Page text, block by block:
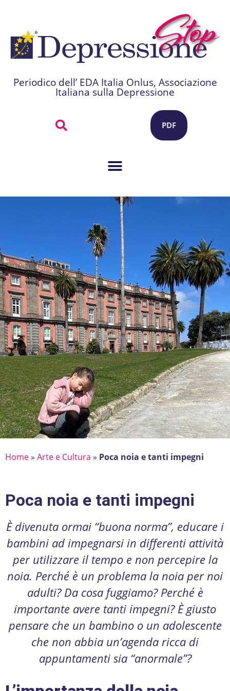
Periodico dell’ EDA Italia Onlus, Associazione
Italiana sulla Depressione
PDF
Home» Arte e Cultura » Poca noia e tanti impegni
Poca noia e tanti impegni
È divenuta ormai “buona norma”, educare i
bambini ad impegnarsi in differenti attività
per utilizzare il tempo e non percepire la
noia. Perché è un problema la noia per noi
adulti? Da cosa fuggiamo? Perché è
importante avere tanti impegni? È giusto
pensare che un bambino o un adolescente
che non abbia un’agenda ricca di
appuntamenti sia “anormale”?